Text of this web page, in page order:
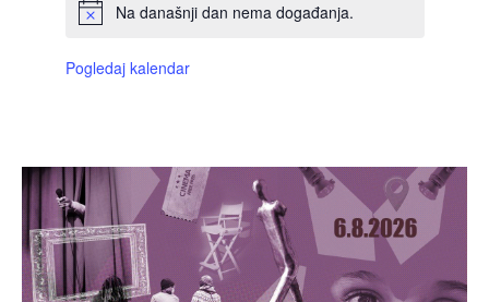
Na današnji dan nema događanja.
Pogledaj kalendar